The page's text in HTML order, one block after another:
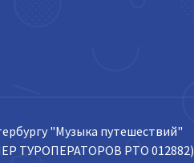
"Музыка путешествий"
ТУРОПЕРАТОРОВ РТО 012882)